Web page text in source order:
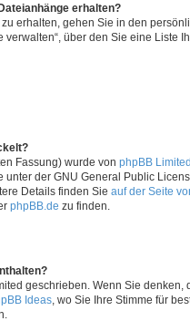
erhalten?
erhalten, gehen Sie in den
verwalten“, über den Sie eine Liste
Fassung) wurde von phpBB
der GNU General Public
Details finden Sie auf der Seite
phpBB.de zu finden.
geschrieben. Wenn Sie denken,
Ideas , wo Sie Ihre Stimme für